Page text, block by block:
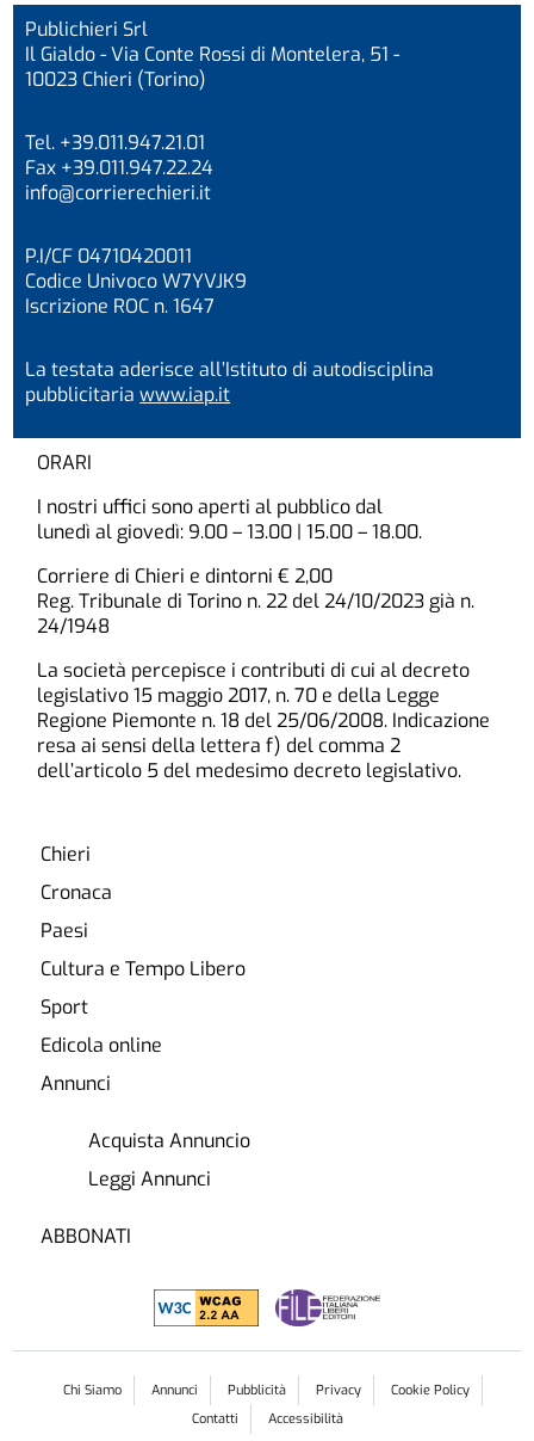
Publichieri Srl
Il Gialdo - Via Conte Rossi di Montelera, 51 -
10023 Chieri (Torino)
Tel. +39.011.947.21.01
Fax +39.011.947.22.24
info@corrierechieri.it
P.I/CF 04710420011
Codice Univoco W7YVJK9
Iscrizione ROC n. 1647
La testata aderisce all’Istituto di autodisciplina
pubblicitariawww.iap.it
ORARI
I nostri uffici sono aperti al pubblico dal
lunedì al giovedì: 9.00 – 13.00 | 15.00 – 18.00.
Corriere di Chieri e dintorni € 2,00
Reg. Tribunale di Torino n. 22 del 24/10/2023 già n.
24/1948
La società percepisce i contributi di cui al decreto
legislativo 15 maggio 2017, n. 70 e della Legge
Regione Piemonte n. 18 del 25/06/2008. Indicazione
resa ai sensi della lettera f) del comma 2
dell’articolo 5 del medesimo decreto legislativo.
Chieri
Cronaca
Paesi
Cultura e Tempo Libero
Sport
Edicola online
Annunci
Acquista Annuncio
Leggi Annunci
ABBONATI
Chi Siamo Annunci Pubblicità Privacy
Cookie Policy
Contatti
Accessibilità